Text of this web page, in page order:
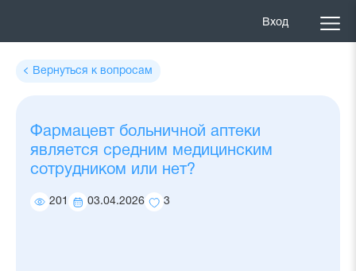
Вход
Вернуться к вопросам
Фармацевт больничной аптеки
является средним медицинским
сотрудником или нет?
Количество
201
Дата
03.04.2026
Количество
3